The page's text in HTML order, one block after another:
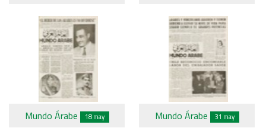
Mundo Árabe 18 may Mundo Árabe 31 may